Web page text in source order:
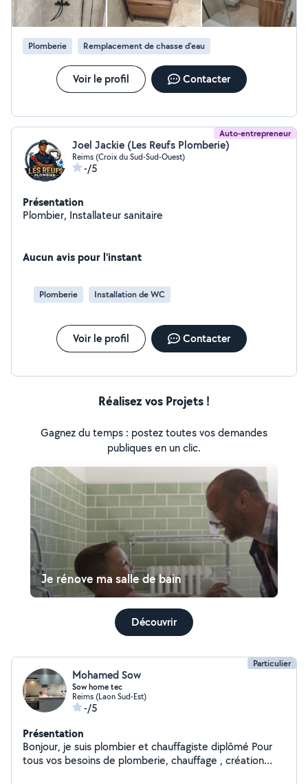
Plomberie Remplacement de chasse d'eau
Voir le profil Contacter
Auto-entrepreneur
Joel Jackie (Les Reufs Plomberie)
Reims (Croix du Sud-Sud-Ouest)
-/5
Présentation
Plombier, Installateur sanitaire
Aucun avis pour l'instant
Plomberie Installation de WC
Voir le profil Contacter
Réalisez vos Projets !
Gagnez du temps : postez toutes vos demandes
publiques en un clic.
Je rénove ma salle de bain
Découvrir
Particulier
Mohamed Sow
Sow home tec
Reims (Laon Sud-Est)
-/5
Présentation
Bonjour, je suis plombier et chauffagiste diplômé Pour
tous vos besoins de plomberie, chauffage , création